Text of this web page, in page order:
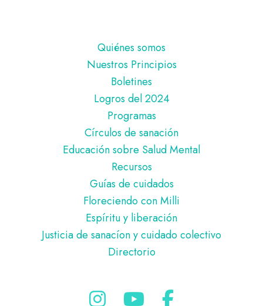
Quiénes somos
Nuestros Principios
Boletines
Logros del 2024
Programas
Círculos de sanación
Educación sobre Salud Mental
Recursos
Guías de cuidados
Floreciendo con Milli
Espíritu y liberación
Justicia de sanacíon y cuidado colectivo
Directorio